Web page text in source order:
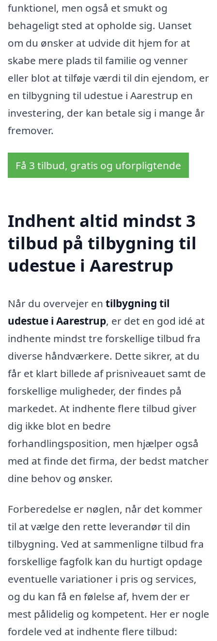
funktionel, men også et smukt og
behageligt sted at opholde sig. Uanset
om du ønsker at udvide dit hjem for at
skabe mere plads til familie og venner
eller blot at tilføje værdi til din ejendom, er
en tilbygning til udestue i Aarestrup en
investering, der kan betale sig i mange år
fremover.
Få 3 tilbud, gratis og uforpligtende
Indhent altid mindst 3
tilbud på tilbygning til
udestue i Aarestrup
Når du overvejer en tilbygning til
udestue i Aarestrup, er det en god idé at
indhente mindst tre forskellige tilbud fra
diverse håndværkere. Dette sikrer, at du
får et klart billede af prisniveauet samt de
forskellige muligheder, der findes på
markedet. At indhente flere tilbud giver
dig ikke blot en bedre
forhandlingsposition, men hjælper også
med at finde det firma, der bedst matcher
dine behov og ønsker.
Forberedelse er nøglen, når det kommer
til at vælge den rette leverandør til din
tilbygning. Ved at sammenligne tilbud fra
forskellige fagfolk kan du hurtigt opdage
eventuelle variationer i pris og services,
og du kan få en følelse af, hvem der er
mest pålidelig og kompetent. Her er nogle
fordele ved at indhente flere tilbud: